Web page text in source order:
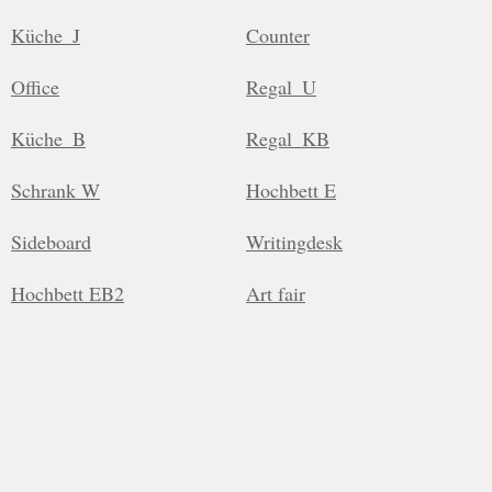
Küche_J
Counter
Office
Regal_U
Küche_B
Regal_KB
Schrank W
Hochbett E
Sideboard
Writingdesk
Hochbett EB2
Art fair